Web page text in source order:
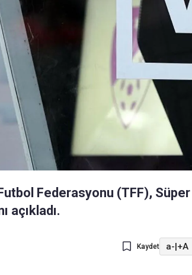
Federasyonu (TFF),
açıkladı.
Kaydet a-|+A